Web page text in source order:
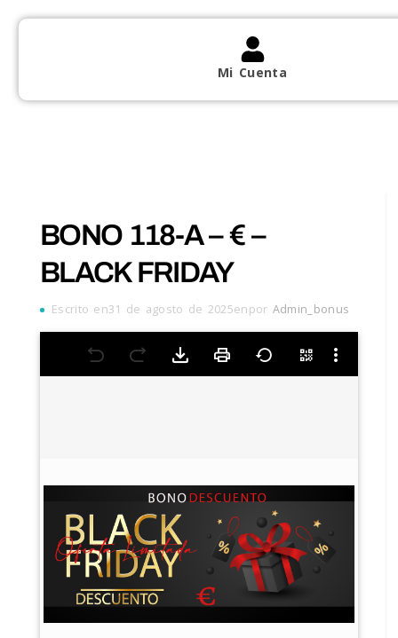
Mi Cuenta
BONO 118-A – € –
BLACK FRIDAY
Escrito en31 de agosto de 2025enpor Admin_bonus